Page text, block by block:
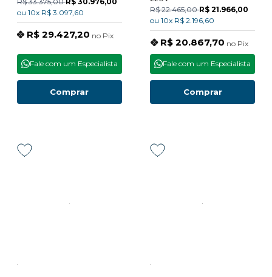
ou 10x R$ 3.097,60
R$ 29.427,20 no Pix
Comprar
Fale com um Especialista
R$ 22.465,00R$ 21.966,00
ou 10x R$ 2.196,60
R$ 20.867,70 no Pix
Comprar
Fale com um Especialista